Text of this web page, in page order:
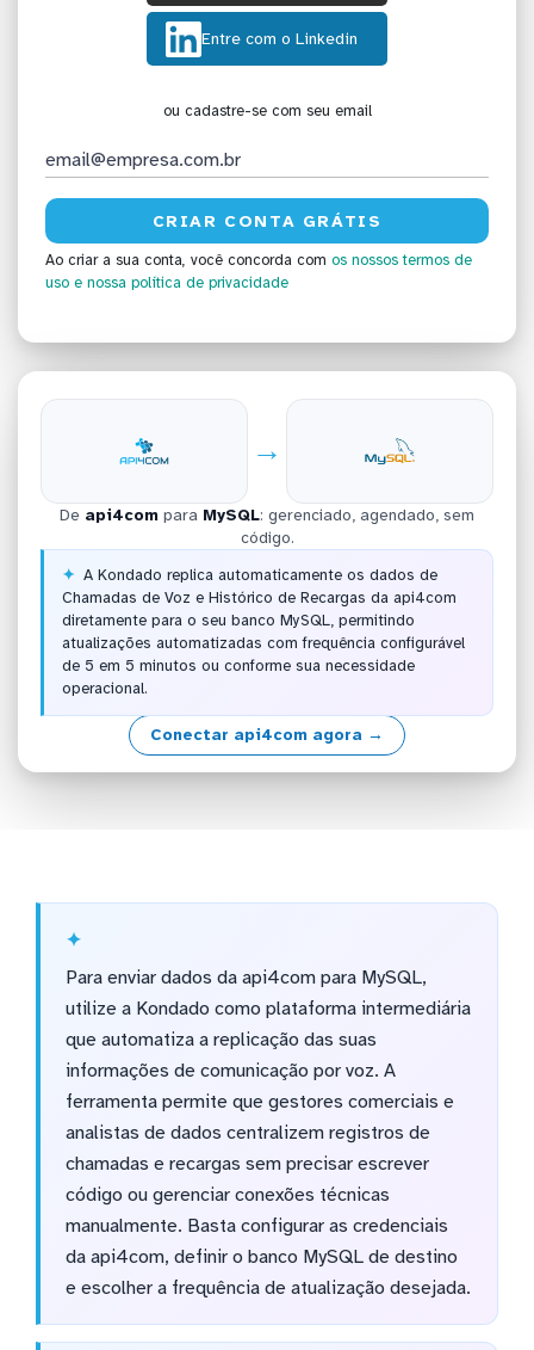
Entre com o Linkedin
ou cadastre-se com seu email
Ao criar a sua conta, você concorda com os nossos termos de
uso e nossa política de privacidade
→
De api4com para MySQL: gerenciado, agendado, sem
código.
A Kondado replica automaticamente os dados de
Chamadas de Voz e Histórico de Recargas da api4com
diretamente para o seu banco MySQL, permitindo
atualizações automatizadas com frequência configurável
de 5 em 5 minutos ou conforme sua necessidade
operacional.
Conectar api4com agora →
Para enviar dados da api4com para MySQL,
utilize a Kondado como plataforma intermediária
que automatiza a replicação das suas
informações de comunicação por voz. A
ferramenta permite que gestores comerciais e
analistas de dados centralizem registros de
chamadas e recargas sem precisar escrever
código ou gerenciar conexões técnicas
manualmente. Basta configurar as credenciais
da api4com, definir o banco MySQL de destino
e escolher a frequência de atualização desejada.